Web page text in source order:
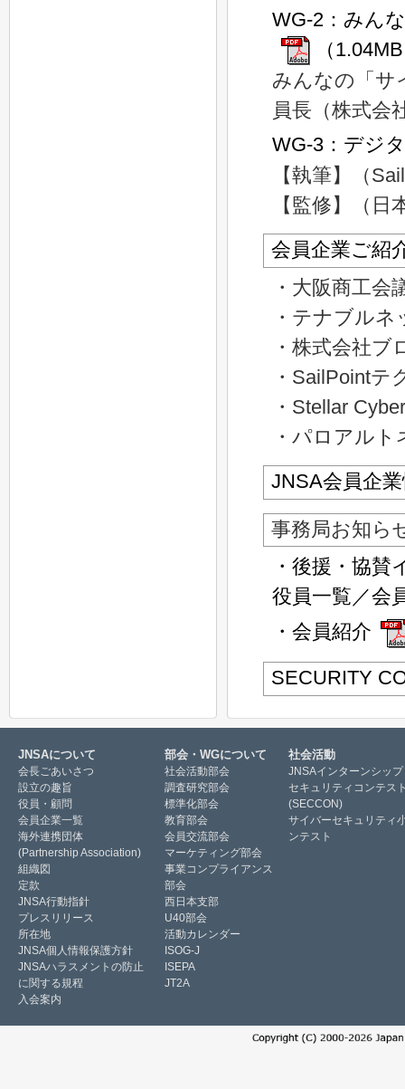
WG-2：みん
（
みんなの「サ
員長（株式会
WG-3：デジ
【執筆】（
【監修】（
会員企業ご紹
・大阪商工会
・テナブル
・株式会社
・SailPoint
・Stellar
・パロアル
JNSA会員企
事務局お知ら
・後援・協
役員一覧／会
・会員紹介
SECURITY
JNSAについて
会長ごあいさつ
設立の趣旨
役員・顧問
会員企業一覧
海外連携団体
(Partnership Association)
組織図
定款
JNSA行動指針
プレスリリース
所在地
JNSA個人情報保護方針
JNSAハラスメントの防止
に関する規程
入会案内
部会・WGについて
社会活動部会
調査研究部会
標準化部会
教育部会
会員交流部会
マーケティング部会
事業コンプライアンス
部会
西日本支部
U40部会
活動カレンダー
ISOG-J
ISEPA
JT2A
社会活動
JNSAインターンシップ
セキュリティコンテス
(SECCON)
サイバーセキュリティ
ンテスト